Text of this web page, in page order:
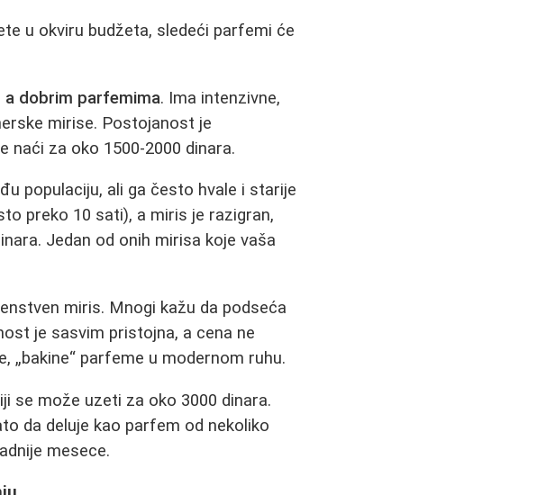
u okviru budžeta, sledeći parfemi će
dobrim parfemima. Ima intenzivne,
mirise. Postojanost je
naći za oko 1500-2000 dinara.
populaciju, ali ga često hvale i starije
preko 10 sati), a miris je razigran,
Jedan od onih mirisa koje vaša
miris. Mnogi kažu da podseća
je sasvim pristojna, a cena ne
„bakine“ parfeme u modernom ruhu.
se može uzeti za oko 3000 dinara.
da deluje kao parfem od nekoliko
mesece.